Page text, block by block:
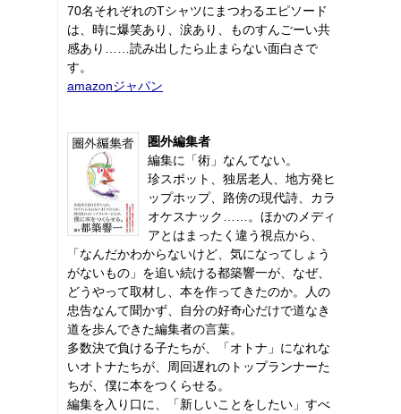
70名それぞれのTシャツにまつわるエピソード
は、時に爆笑あり、涙あり、ものすんごーい共
感あり……読み出したら止まらない面白さで
す。
amazonジャパン
圏外編集者
編集に「術」なんてない。
珍スポット、独居老人、地方発ヒ
ップホップ、路傍の現代詩、カラ
オケスナック……。ほかのメディ
アとはまったく違う視点から、
「なんだかわからないけど、気になってしょう
がないもの」を追い続ける都築響一が、なぜ、
どうやって取材し、本を作ってきたのか。人の
忠告なんて聞かず、自分の好奇心だけで道なき
道を歩んできた編集者の言葉。
多数決で負ける子たちが、「オトナ」になれな
いオトナたちが、周回遅れのトップランナーた
ちが、僕に本をつくらせる。
編集を入り口に、「新しいことをしたい」すべ